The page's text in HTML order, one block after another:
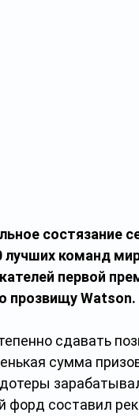
состязание
команд
первой
прозвищу Watson.
сдавать
сумма
форд составил